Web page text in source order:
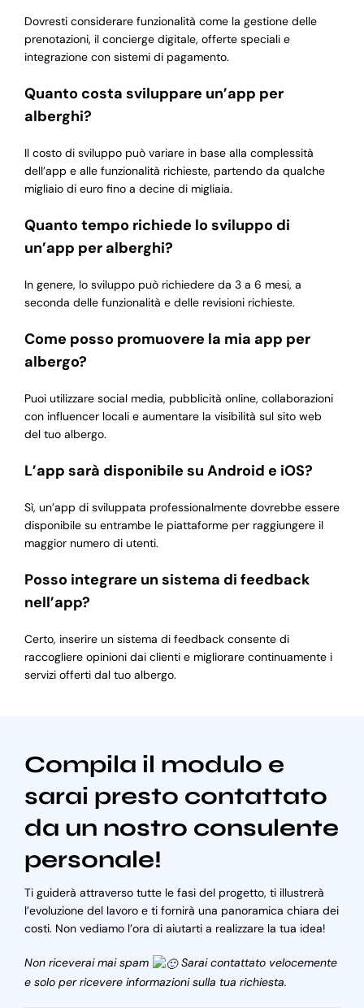
Dovresti considerare funzionalità come la gestione delle
prenotazioni, il concierge digitale, offerte speciali e
integrazione con sistemi di pagamento.
Quanto costa sviluppare un’app per
alberghi?
Il costo di sviluppo può variare in base alla complessità
dell’app e alle funzionalità richieste, partendo da qualche
migliaio di euro fino a decine di migliaia.
Quanto tempo richiede lo sviluppo di
un’app per alberghi?
In genere, lo sviluppo può richiedere da 3 a 6 mesi, a
seconda delle funzionalità e delle revisioni richieste.
Come posso promuovere la mia app per
albergo?
Puoi utilizzare social media, pubblicità online, collaborazioni
con influencer locali e aumentare la visibilità sul sito web
del tuo albergo.
L’app sarà disponibile su Android e iOS?
Sì, un’app di sviluppata professionalmente dovrebbe essere
disponibile su entrambe le piattaforme per raggiungere il
maggior numero di utenti.
Posso integrare un sistema di feedback
nell’app?
Certo, inserire un sistema di feedback consente di
raccogliere opinioni dai clienti e migliorare continuamente i
servizi offerti dal tuo albergo.
Compila il modulo e
sarai presto contattato
da un nostro consulente
personale!
Ti guiderà attraverso tutte le fasi del progetto, ti illustrerà
l’evoluzione del lavoro e ti fornirà una panoramica chiara dei
costi. Non vediamo l’ora di aiutarti a realizzare la tua idea!
Non riceverai mai spam
Sarai contattato velocemente
e solo per ricevere informazioni sulla tua richiesta.